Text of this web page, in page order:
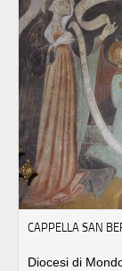
CAPPELLA SAN
Diocesi di